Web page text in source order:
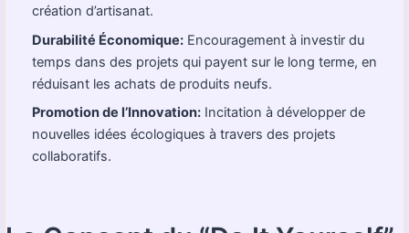
création d’artisanat.
Durabilité Économique: Encouragement à investir du
temps dans des projets qui payent sur le long terme, en
réduisant les achats de produits neufs.
Promotion de l’Innovation: Incitation à développer de
nouvelles idées écologiques à travers des projets
collaboratifs.